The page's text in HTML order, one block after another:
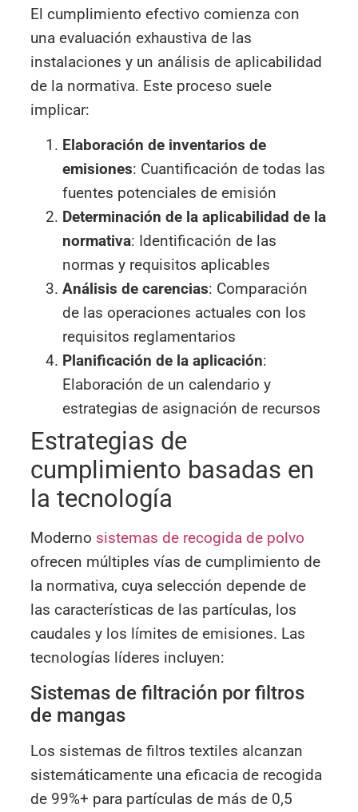
El cumplimiento efectivo comienza con
una evaluación exhaustiva de las
instalaciones y un análisis de aplicabilidad
de la normativa. Este proceso suele
implicar:
Elaboración de inventarios de
emisiones: Cuantificación de todas las
fuentes potenciales de emisión
Determinación de la aplicabilidad de la
normativa: Identificación de las
normas y requisitos aplicables
Análisis de carencias: Comparación
de las operaciones actuales con los
requisitos reglamentarios
Planificación de la aplicación:
Elaboración de un calendario y
estrategias de asignación de recursos
Estrategias de
cumplimiento basadas en
la tecnología
Moderno sistemas de recogida de polvo
ofrecen múltiples vías de cumplimiento de
la normativa, cuya selección depende de
las características de las partículas, los
caudales y los límites de emisiones. Las
tecnologías líderes incluyen:
Sistemas de filtración por filtros
de mangas
Los sistemas de filtros textiles alcanzan
sistemáticamente una eficacia de recogida
de 99%+ para partículas de más de 0,5